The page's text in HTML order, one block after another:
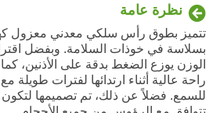
نظرة عامة
تتميز بطوق رأس سلكي معدني معزول
بسلاسة في خوذات السلامة. وبفضل
الوزن يوزع الضغط بدقة على الأذنين، كما
راحة عالية أثناء ارتدائها لفترات طويلة
للسمع. فضلاً عن ذلك، تم تصميمها لتكون